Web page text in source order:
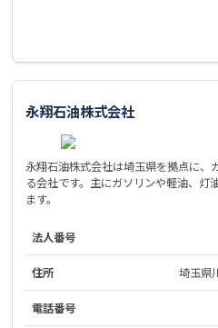
永翔石油株式会社
永翔石油株式会社は埼玉県を拠点に、
る会社です。主にガソリンや軽油、灯
ます。
法人番号
住所 埼玉県
電話番号